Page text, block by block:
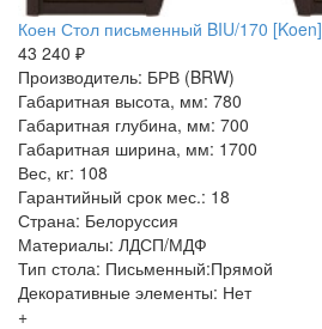
Коен Стол письменный BIU/170 [Koen]
43 240 ₽
Производитель: БРВ (BRW)
Габаритная высота, мм: 780
Габаритная глубина, мм: 700
Габаритная ширина, мм: 1700
Вес, кг: 108
Гарантийный срок мес.: 18
Страна: Белоруссия
Материалы: ЛДСП/МДФ
Тип стола: Письменный:Прямой
Декоративные элементы: Нет
+